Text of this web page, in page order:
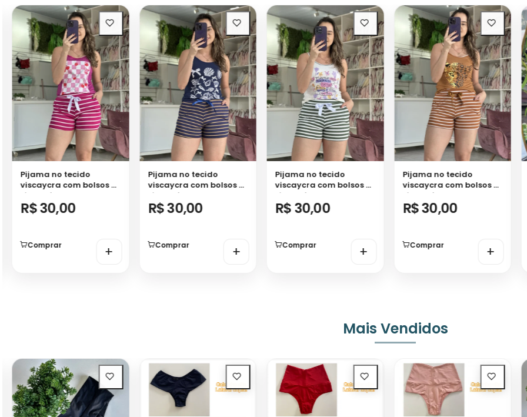
Pijama no tecido
viscaycra com bolsos e
silk na frente!
R$ 30,00
Comprar +
Pijama no tecido
viscaycra com bolsos e
silk na frente!
R$ 30,00
Comprar +
Pijama no tecido
viscaycra com bolsos e
silk na frente!
R$ 30,00
Comprar +
Pijama no tecido
viscaycra com bolsos e
silk na frente!
R$ 30,00
Comprar +
Mais Vendidos